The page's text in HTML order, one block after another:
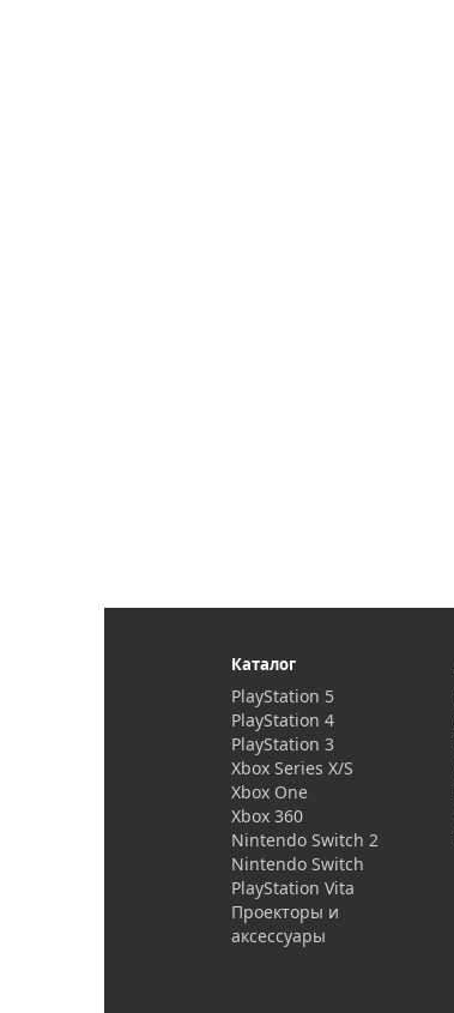
Каталог
PlayStation 5
PlayStation 4
PlayStation 3
Xbox Series X/S
Xbox One
Xbox 360
Nintendo Switch 2
Nintendo Switch
PlayStation Vita
Проекторы и
аксессуары